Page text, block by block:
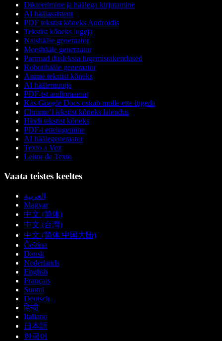
Dikteerimine ja häälega kirjutamine
AI häälassistent
PDF tekstist kõneks Androidis
Tekstist kõneks lugeja
Naishääle generaator
Meeshääle generaator
Parimad düsleksia lugemisrakendused
Robotihääle generaator
Anime tekstist kõneks
AI häälemuutja
PDF-ist audioraamat
Kas Google Docs oskab mulle ette lugeda
Chrome’i tekstist kõneks laiendus
Hindi tekstist kõneks
PDF-i ettelugemine
AI häälegeneraator
Texto a Voz
Leitor de Texto
Vaata teistes keeltes
العربية
Magyar
中文 (简体)
中文 (台灣)
中文 (简体 中国大陆)
Čeština
Dansk
Nederlands
English
Français
Suomi
Deutsch
हिन्दी
Italiano
日本語
한국어